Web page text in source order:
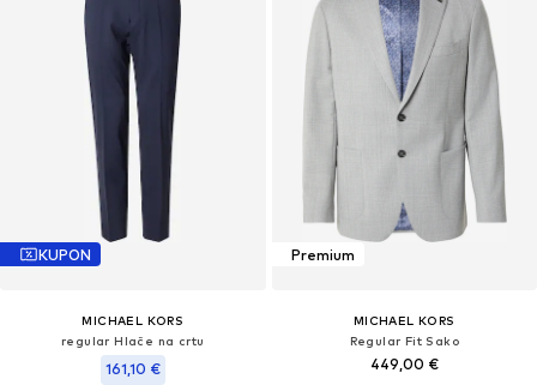
KUPON
MICHAEL KORS
regular Hlače na crtu
161,10 €
Premium
MICHAEL KORS
Regular Fit Sako
449,00 €